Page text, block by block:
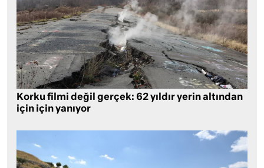
Korku filmi değil gerçek: 62 yıldır yerin altından
için için yanıyor